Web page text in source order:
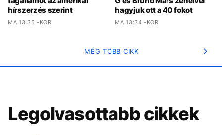
hírszerzés szerint
MA 13:35 -KOR
hagyjuk ott a 40 fokot
MA 13:34 -KOR
MÉG TÖBB CIKK
Legolvasottabb cikkek